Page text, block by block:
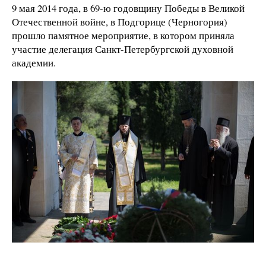
9 мая 2014 года, в 69-ю годовщину Победы в Великой
Отечественной войне, в Подгорице (Черногория)
прошло памятное мероприятие, в котором приняла
участие делегация Санкт-Петербургской духовной
академии.